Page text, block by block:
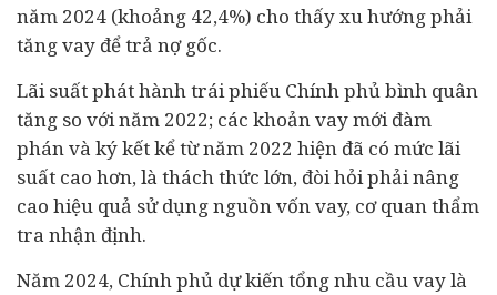
năm 2024 (khoảng 42,4%) cho thấy xu hướng phải
tăng vay để trả nợ gốc.
Lãi suất phát hành trái phiếu Chính phủ bình quân
tăng so với năm 2022; các khoản vay mới đàm
phán và ký kết kể từ năm 2022 hiện đã có mức lãi
suất cao hơn, là thách thức lớn, đòi hỏi phải nâng
cao hiệu quả sử dụng nguồn vốn vay, cơ quan thẩm
tra nhận định.
Năm 2024, Chính phủ dự kiến tổng nhu cầu vay là